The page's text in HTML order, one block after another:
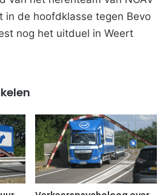
in de hoofdklasse tegen Bevo
nog het uitduel in Weert